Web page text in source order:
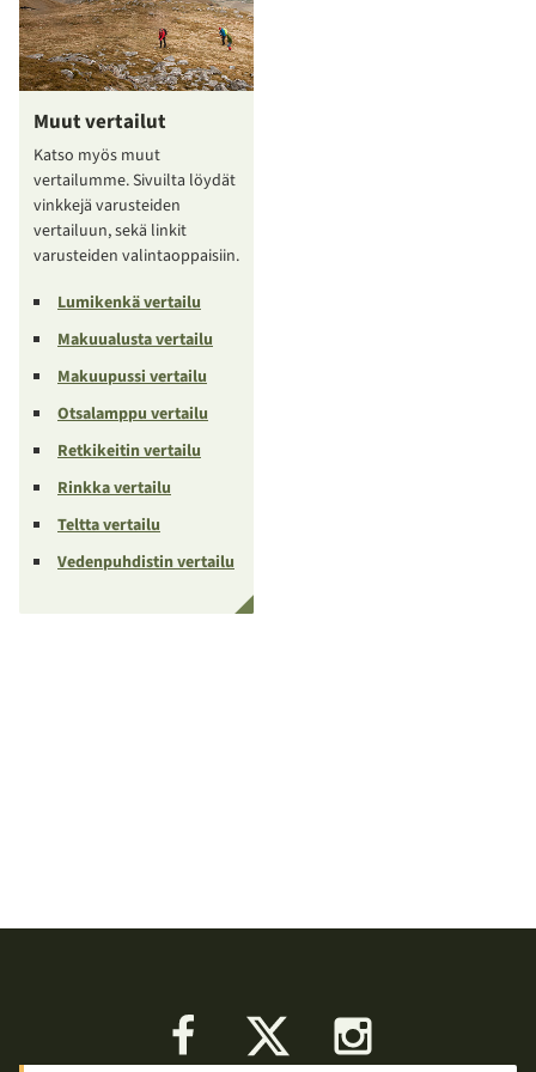
Muut vertailut
Katso myös muut
vertailumme. Sivuilta löydät
vinkkejä varusteiden
vertailuun, sekä linkit
varusteiden valintaoppaisiin.
Lumikenkä vertailu
Makuualusta vertailu
Makuupussi vertailu
Otsalamppu vertailu
Retkikeitin vertailu
Rinkka vertailu
Teltta vertailu
Vedenpuhdistin vertailu
Facebook